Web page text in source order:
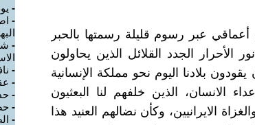
عبر رسوم قليلة رسمتها بالحبر
الأحرار الجدد القلائل الذين يحاولون
بلادنا اليوم نحو مملكة الإنسانية
الانسان، الذين خلفهم لنا البعثيون
الايرانيين، وكأن نضالهم العنيد هذا
-
-
-
-
-
-
-
-